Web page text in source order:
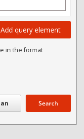
Add query element
in the format
Search